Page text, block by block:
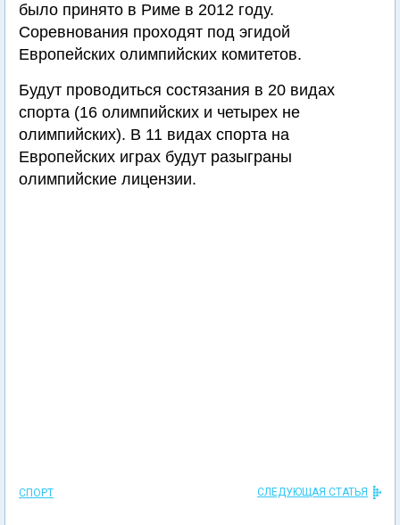
было принято в Риме в 2012 году.
Соревнования проходят под эгидой
Европейских олимпийских комитетов.
Будут проводиться состязания в 20 видах
спорта (16 олимпийских и четырех не
олимпийских). В 11 видах спорта на
Европейских играх будут разыграны
олимпийские лицензии.
СПОРТ СЛЕДУЮЩАЯ СТАТЬЯ